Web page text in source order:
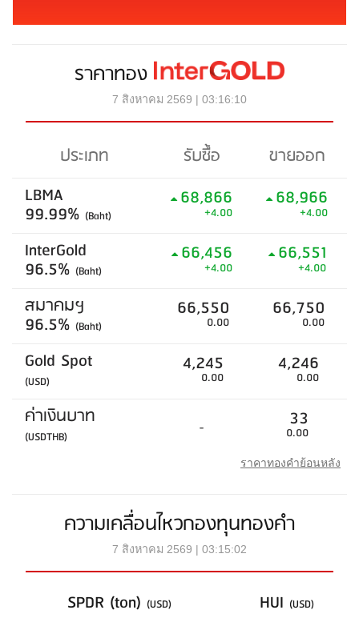
ราคาทอง
7 สิงหาคม 2569 | 03:16:10
ประเภท รับซื้อ
ขายออก
LBMA
99.99% (Baht)
68,866
+4.00
68,966
+4.00
InterGold
96.5% (Baht)
66,456
+4.00
66,551
+4.00
สมาคมฯ
96.5% (Baht)
66,550
0.00
66,750
0.00
Gold Spot
(USD)
4,245
0.00
4,246
0.00
ค่าเงินบาท
(USDTHB) - 33
0.00
ราคาทองคำย้อนหลัง
ความเคลื่อนไหวกองทุนทองคำ
7 สิงหาคม 2569 | 03:15:02
SPDR (ton) (USD) HUI (USD)